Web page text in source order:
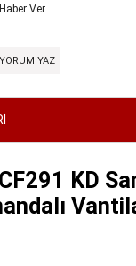
Ver
YORUM YAZ
KD